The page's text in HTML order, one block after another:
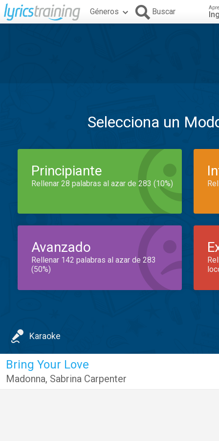
Géneros Buscar
Selecciona un
Principiante
Rellenar 28 palabras al azar de 283 (10%)
Avanzado
Rellenar 142 palabras al azar de 283
(50%)
Karaoke
Bring Your Love
Madonna, Sabrina Carpenter